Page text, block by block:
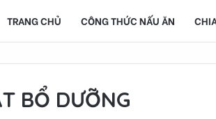
TRANG CHỦ CÔNG THỨC NẤU ĂN
BỔ DƯỠNG